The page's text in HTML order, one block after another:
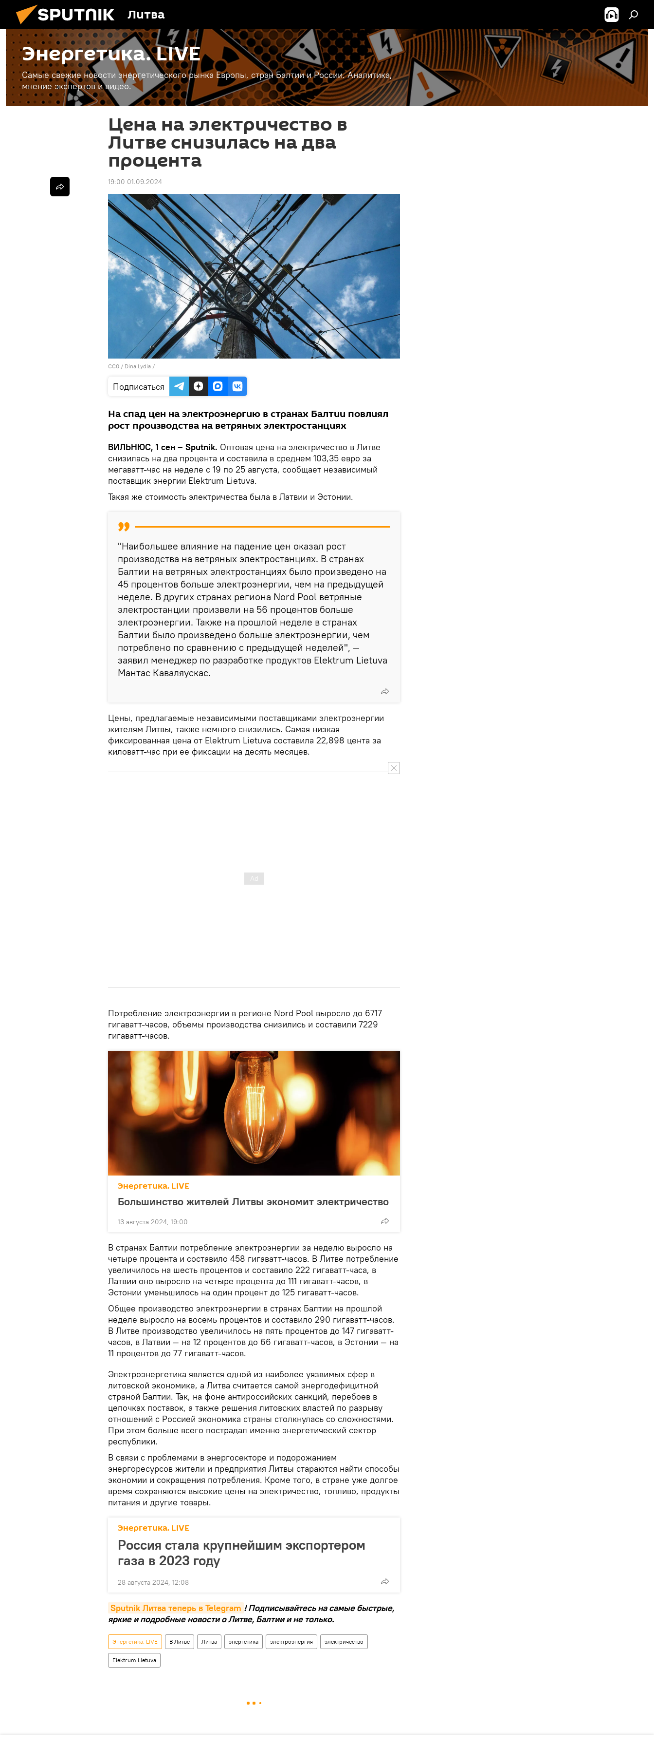
Литва
Энергетика. LIVE
Самые свежие новости энергетического рынка Европы, стран Балтии и России. Аналитика,
мнение экспертов и видео.
Цена на электричество в
Литве снизилась на два
процента
19:00 01.09.2024
CC0 / Dina Lydia /
Подписаться
На спад цен на электроэнергию в странах Балтии повлиял
рост производства на ветряных электростанциях
ВИЛЬНЮС, 1 сен – Sputnik. Оптовая цена на электричество в Литве
снизилась на два процента и составила в среднем 103,35 евро за
мегаватт-час на неделе с 19 по 25 августа, сообщает независимый
поставщик энергии Elektrum Lietuva.
Такая же стоимость электричества была в Латвии и Эстонии.
"Наибольшее влияние на падение цен оказал рост
производства на ветряных электростанциях. В странах
Балтии на ветряных электростанциях было произведено на
45 процентов больше электроэнергии, чем на предыдущей
неделе. В других странах региона Nord Pool ветряные
электростанции произвели на 56 процентов больше
электроэнергии. Также на прошлой неделе в странах
Балтии было произведено больше электроэнергии, чем
потреблено по сравнению с предыдущей неделей", —
заявил менеджер по разработке продуктов Elektrum Lietuva
Мантас Каваляускас.
Цены, предлагаемые независимыми поставщиками электроэнергии
жителям Литвы, также немного снизились. Самая низкая
фиксированная цена от Elektrum Lietuva составила 22,898 цента за
киловатт-час при ее фиксации на десять месяцев.
Потребление электроэнергии в регионе Nord Pool выросло до 6717
гигаватт-часов, объемы производства снизились и составили 7229
гигаватт-часов.
Энергетика. LIVE
Большинство жителей Литвы экономит электричество
13 августа 2024, 19:00
В странах Балтии потребление электроэнергии за неделю выросло на
четыре процента и составило 458 гигаватт-часов. В Литве потребление
увеличилось на шесть процентов и составило 222 гигаватт-часа, в
Латвии оно выросло на четыре процента до 111 гигаватт-часов, в
Эстонии уменьшилось на один процент до 125 гигаватт-часов.
Общее производство электроэнергии в странах Балтии на прошлой
неделе выросло на восемь процентов и составило 290 гигаватт-часов.
В Литве производство увеличилось на пять процентов до 147 гигаватт-
часов, в Латвии — на 12 процентов до 66 гигаватт-часов, в Эстонии — на
11 процентов до 77 гигаватт-часов.
Электроэнергетика является одной из наиболее уязвимых сфер в
литовской экономике, а Литва считается самой энергодефицитной
страной Балтии. Так, на фоне антироссийских санкций, перебоев в
цепочках поставок, а также решения литовских властей по разрыву
отношений с Россией экономика страны столкнулась со сложностями.
При этом больше всего пострадал именно энергетический сектор
республики.
В связи с проблемами в энергосекторе и подорожанием
энергоресурсов жители и предприятия Литвы стараются найти способы
экономии и сокращения потребления. Кроме того, в стране уже долгое
время сохраняются высокие цены на электричество, топливо, продукты
питания и другие товары.
Энергетика. LIVE
Россия стала крупнейшим экспортером
газа в 2023 году
28 августа 2024, 12:08
Sputnik Литва теперь в Telegram ! Подписывайтесь на самые быстрые,
яркие и подробные новости о Литве, Балтии и не только.
Энергетика. LIVE В Литве Литва энергетика электроэнергия электричество
Elektrum Lietuva